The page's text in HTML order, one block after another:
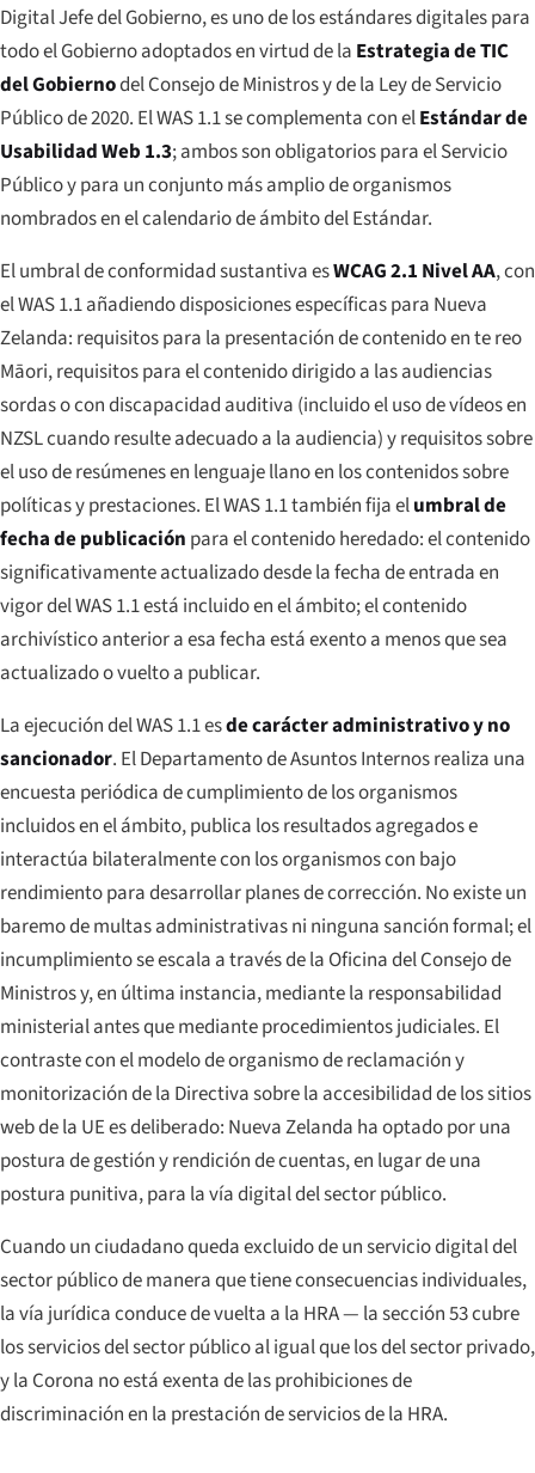
Digital Jefe del Gobierno, es uno de los estándares digitales para
todo el Gobierno adoptados en virtud de la Estrategia de TIC
del Gobiernodel Consejo de Ministros y de la Ley de Servicio
Público de 2020. El WAS 1.1 se complementa con elEstándar de
Usabilidad Web 1.3; ambos son obligatorios para el Servicio
Público y para un conjunto más amplio de organismos
nombrados en el calendario de ámbito del Estándar.
El umbral de conformidad sustantiva esWCAG 2.1 Nivel AA, con
el WAS 1.1 añadiendo disposiciones específicas para Nueva
Zelanda: requisitos para la presentación de contenido en te reo
Māori, requisitos para el contenido dirigido a las audiencias
sordas o con discapacidad auditiva (incluido el uso de vídeos en
NZSL cuando resulte adecuado a la audiencia) y requisitos sobre
el uso de resúmenes en lenguaje llano en los contenidos sobre
políticas y prestaciones. El WAS 1.1 también fija elumbral de
fecha de publicación para el contenido heredado: el contenido
significativamente actualizado desde la fecha de entrada en
vigor del WAS 1.1 está incluido en el ámbito; el contenido
archivístico anterior a esa fecha está exento a menos que sea
actualizado o vuelto a publicar.
La ejecución del WAS 1.1 esde carácter administrativo y no
sancionador. El Departamento de Asuntos Internos realiza una
encuesta periódica de cumplimiento de los organismos
incluidos en el ámbito, publica los resultados agregados e
interactúa bilateralmente con los organismos con bajo
rendimiento para desarrollar planes de corrección. No existe un
baremo de multas administrativas ni ninguna sanción formal; el
incumplimiento se escala a través de la Oficina del Consejo de
Ministros y, en última instancia, mediante la responsabilidad
ministerial antes que mediante procedimientos judiciales. El
contraste con el modelo de organismo de reclamación y
monitorización de la Directiva sobre la accesibilidad de los sitios
web de la UE es deliberado: Nueva Zelanda ha optado por una
postura de gestión y rendición de cuentas, en lugar de una
postura punitiva, para la vía digital del sector público.
Cuando un ciudadano queda excluido de un servicio digital del
sector público de manera que tiene consecuencias individuales,
la vía jurídica conduce de vuelta a la HRA — la sección 53 cubre
los servicios del sector público al igual que los del sector privado,
y la Corona no está exenta de las prohibiciones de
discriminación en la prestación de servicios de la HRA.